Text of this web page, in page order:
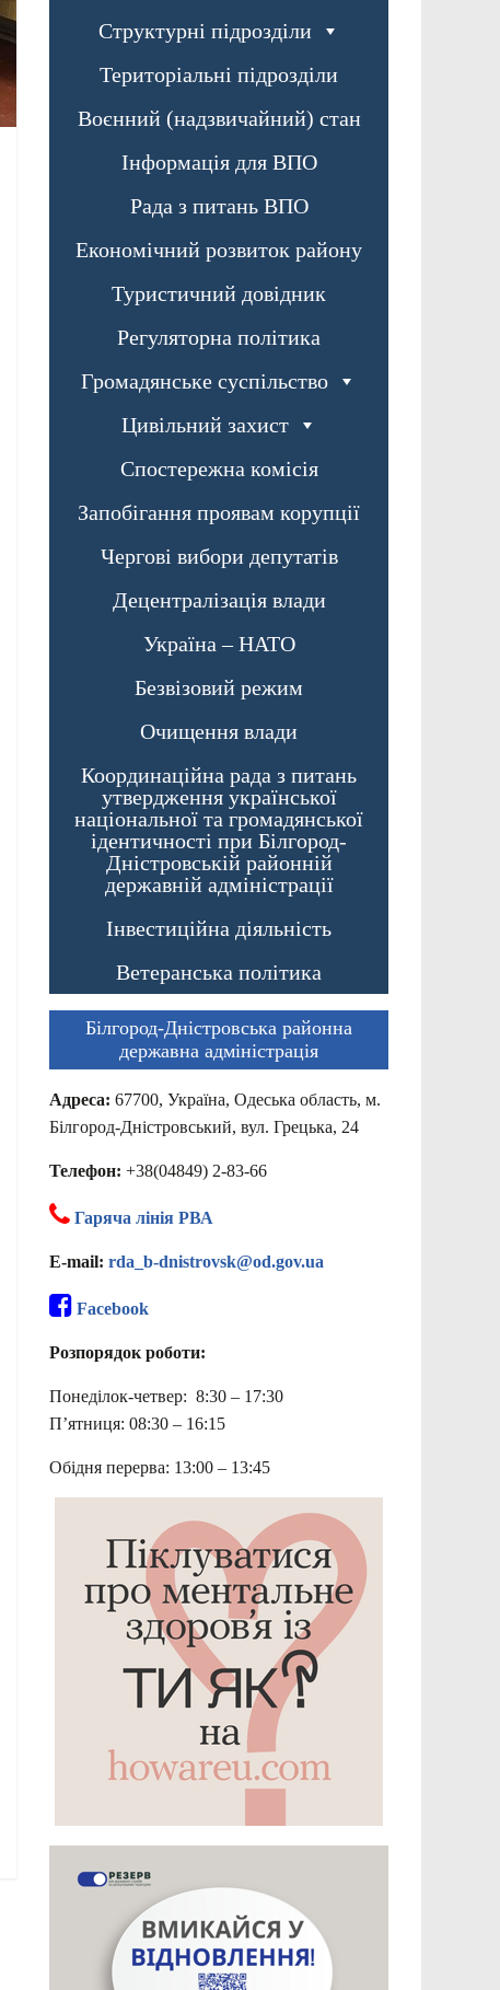
Структурні підрозділи
Територіальні підрозділи
Воєнний (надзвичайний) стан
Інформація для ВПО
Рада з питань ВПО
Економічний розвиток району
Туристичний довідник
Регуляторна політика
Громадянське суспільство
Цивільний захист
Спостережна комісія
Запобігання проявам корупції
Чергові вибори депутатів
Децентралізація влади
Україна – НАТО
Безвізовий режим
Очищення влади
Координаційна рада з питань
утвердження української
національної та громадянської
ідентичності при Білгород-
Дністровській районній
державній адміністрації
Інвестиційна діяльність
Ветеранська політика
Білгород-Дністровська районна
державна адміністрація
Адреса: 67700, Україна, Одеська область, м.
Білгород-Дністровський, вул. Грецька, 24
Телефон: +38(04849) 2-83-66
Гаряча лінія РВА
E-mail: rda_b-dnistrovsk@od.gov.ua
Facebook
Розпорядок роботи:
Понеділок-четвер: 8:30 – 17:30
П’ятниця: 08:30 – 16:15
Обідня перерва: 13:00 – 13:45